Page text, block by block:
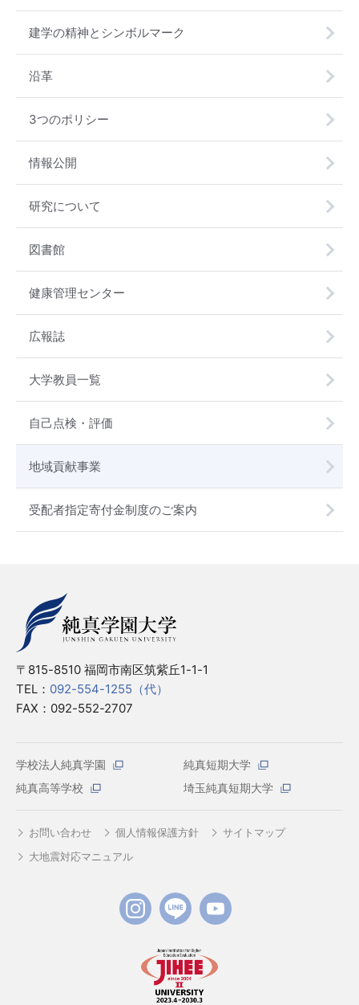
建学の精神とシンボルマーク
沿革
3つのポリシー
情報公開
研究について
図書館
健康管理センター
広報誌
大学教員一覧
自己点検・評価
地域貢献事業
受配者指定寄付金制度のご案内
〒815-8510 福岡市南区筑紫丘1-1-1
TEL： 092-554-1255（代）
FAX：092-552-2707
学校法人純真学園
純真短期大学
純真高等学校
埼玉純真短期大学
お問い合わせ 個人情報保護方針
サイトマップ
大地震対応マニュアル